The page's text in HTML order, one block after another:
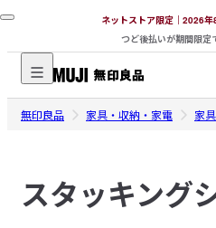
ネットストア限定｜2026
つど後払いが期間限定
無
印
ネ
ッ
無印良品 家具・収納・家電 家具
スタッキング